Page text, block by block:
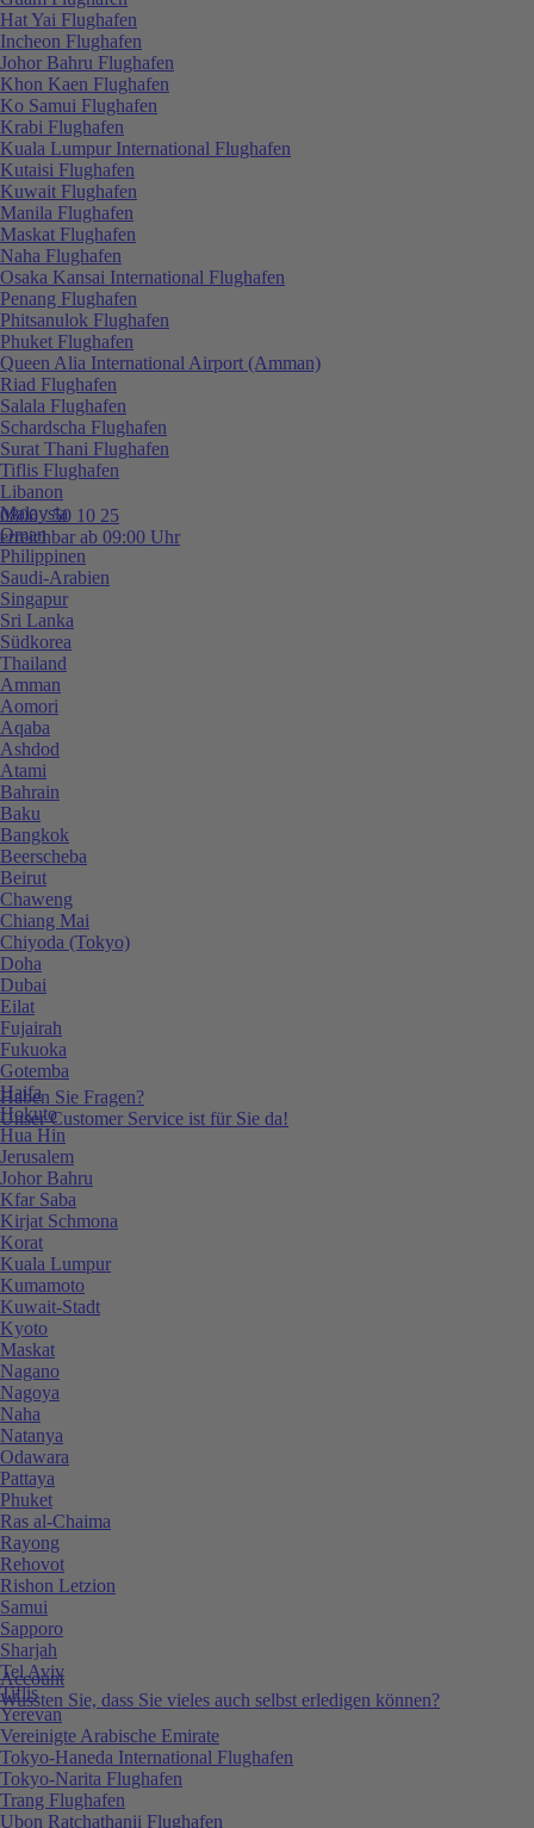
0800 / 50 10 25
erreichbar ab 09:00 Uhr
Haben Sie Fragen?
Unser Customer Service ist für Sie da!
Account
Wussten Sie, dass Sie vieles auch selbst erledigen können?
Hat Yai Flughafen
Incheon Flughafen
Johor Bahru Flughafen
Khon Kaen Flughafen
Ko Samui Flughafen
Krabi Flughafen
Kuala Lumpur International Flughafen
Kutaisi Flughafen
Kuwait Flughafen
Manila Flughafen
Maskat Flughafen
Naha Flughafen
Osaka Kansai International Flughafen
Penang Flughafen
Phitsanulok Flughafen
Phuket Flughafen
Queen Alia International Airport (Amman)
Riad Flughafen
Salala Flughafen
Schardscha Flughafen
Surat Thani Flughafen
Tiflis Flughafen
Libanon
Malaysia
Oman
Philippinen
Saudi-Arabien
Singapur
Sri Lanka
Südkorea
Thailand
Amman
Aomori
Aqaba
Ashdod
Atami
Bahrain
Baku
Bangkok
Beerscheba
Beirut
Chaweng
Chiang Mai
Chiyoda (Tokyo)
Doha
Dubai
Eilat
Fujairah
Fukuoka
Gotemba
Haifa
Hokuto
Hua Hin
Jerusalem
Johor Bahru
Kfar Saba
Kirjat Schmona
Korat
Kuala Lumpur
Kumamoto
Kuwait-Stadt
Kyoto
Maskat
Nagano
Nagoya
Naha
Natanya
Odawara
Pattaya
Phuket
Ras al-Chaima
Rayong
Rehovot
Rishon Letzion
Samui
Sapporo
Sharjah
Tel Aviv
Tiflis
Yerevan
Vereinigte Arabische Emirate
Tokyo-Haneda International Flughafen
Tokyo-Narita Flughafen
Trang Flughafen
Ubon Ratchathanii Flughafen